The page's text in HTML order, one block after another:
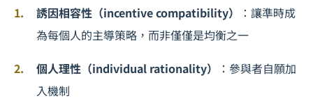
誘因相容性（incentive compatibility）
：讓準時成
為每個人的主導策略，而非僅僅是均衡之一
個人理性（individual rationality）
：參與者自願加
入機制